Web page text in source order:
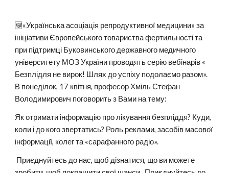
🆕«Українська асоціація репродуктивної медицини» за
ініціативи Європейського товариства фертильності та
при підтримці Буковинського державного медичного
університету МОЗ України проводять серію вебінарів «
Безплідля не вирок! Шлях до успіху подолаємо разом».
В понеділок, 17 квітня, професор Хміль Стефан
Володимирович поговорить з Вами на тему:
Як отримати інформацію про лікування безпліддя? Куди,
коли і до кого звертатись? Роль реклами, засобів масової
інформації, колег та «сарафанного радіо».
Приєднуйтесь до нас, щоб дізнатися, що ви можете